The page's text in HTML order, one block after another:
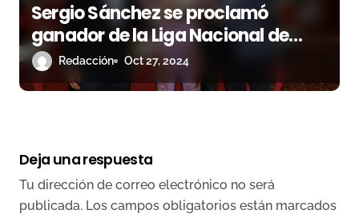
Sergio Sánchez se proclamó
ganador de la Liga Nacional de
Novilladas en Sanlúcar de
Barrameda
Redacción Oct 27, 2024
Deja una respuesta
Tu dirección de correo electrónico no será
publicada. Los campos obligatorios están marcados